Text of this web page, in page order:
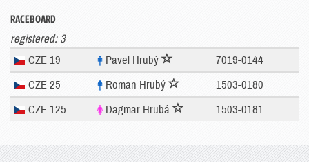
RACEBOARD
registered: 3
CZE 19
Pavel Hrubý 7019-0144
CZE 25 Roman Hrubý 1503-0180
CZE 125 Dagmar Hrubá 1503-0181